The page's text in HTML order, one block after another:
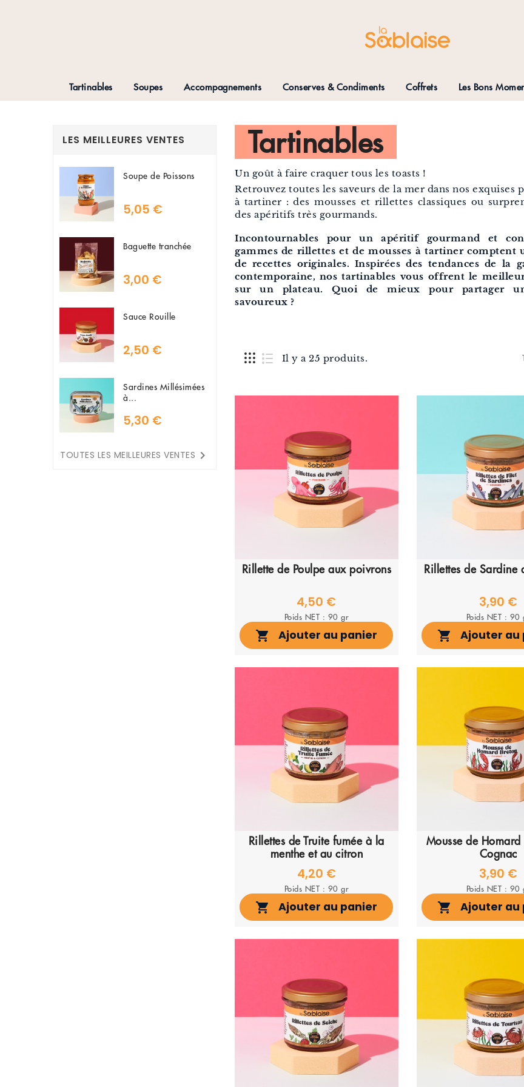
Tartinables Soupes Accompagnements Conserves & Condiments Coffrets Les Bons
LES MEILLEURES VENTES
Soupe de Poissons
5,05 €
Baguette tranchée
3,00 €
Sauce Rouille
2,50 €
Sardines Millésimées
à...
5,30 €
TOUTES LES MEILLEURES VENTES 
Tartinables
Un goût à faire craquer tous les toasts !
Retrouvez toutes les saveurs de la mer dans nos exquises
à tartiner : des mousses et rillettes classiques ou
des apéritifs très gourmands.
Incontournables pour un apéritif gourmand et
gammes de rillettes et de mousses à tartiner comptent
de recettes originales. Inspirées des tendances de la
contemporaine, nos tartinables vous offrent le
sur un plateau. Quoi de mieux pour partager
savoureux ?
Il y a 25 produits.
Rillette de Poulpe aux poivrons
4,50 €
Poids NET : 90 gr
 Ajouter au panier
Rillettes de Sardine
3,90 €
Poids NET : 90
 Ajouter au
Rillettes de Truite fumée à la
menthe et au citron
4,20 €
Poids NET : 90 gr
 Ajouter au panier
Mousse de
Cognac
3,90 €
Poids NET : 90
 Ajouter au